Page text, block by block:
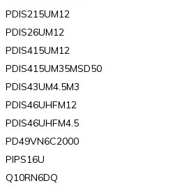
PDIS215UM12
PDIS26UM12
PDIS415UM12
PDIS415UM35MSD50
PDIS43UM4.5M3
PDIS46UHFM12
PDIS46UHFM4.5
PD49VN6C2000
PIPS16U
Q10RN6DQ